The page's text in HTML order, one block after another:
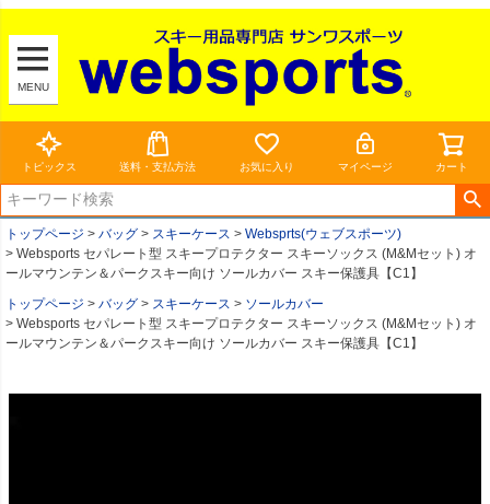
MENU
トピックス 送料・支払方法 お気に入り マイページ カート
トップページ バッグ スキーケース
Websprts(ウェブスポーツ)
Websports セパレート型 スキープロテクター スキーソックス (M&Mセット) オ
ールマウンテン＆パークスキー向け ソールカバー スキー保護具【C1】
トップページ
バッグ スキーケース
ソールカバー
Websports セパレート型 スキープロテクター スキーソックス (M&Mセット) オ
ールマウンテン＆パークスキー向け ソールカバー スキー保護具【C1】